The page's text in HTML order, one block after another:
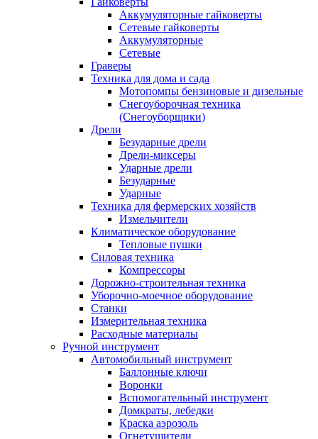
Аккумуляторные гайковерты
Сетевые гайковерты
Аккумуляторные
Сетевые
Граверы
Техника для дома и сада
Мотопомпы бензиновые и дизельные
Снегоуборочная техника
(Снегоуборщики)
Дрели
Безударные дрели
Дрели-миксеры
Ударные дрели
Безударные
Ударные
Техника для фермерских хозяйств
Измельчители
Климатическое оборудование
Тепловые пушки
Силовая техника
Компрессоры
Дорожно-строительная техника
Уборочно-моечное оборудование
Станки
Измерительная техника
Расходные материалы
Ручной инструмент
Автомобильный инструмент
Баллонные ключи
Воронки
Вспомогательный инструмент
Домкраты, лебедки
Краска аэрозоль
Огнетушители